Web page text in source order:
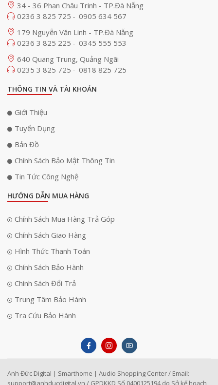
34 - 36 Phan Châu Trinh - TP.Đà Nẵng
0236 3 825 725 - 0905 634 567
179 Nguyễn Văn Linh - TP.Đà Nẵng
0236 3 825 225 - 0345 555 553
640 Quang Trung, Quảng Ngãi
0235 3 825 725 - 0818 825 725
THÔNG TIN VÀ TÀI KHOẢN
Giới Thiệu
Tuyển Dụng
Bản Đồ
Chính Sách Bảo Mật Thông Tin
Tin Tức Công Nghệ
HƯỚNG DẪN MUA HÀNG
Chính Sách Mua Hàng Trả Góp
Chính Sách Giao Hàng
Hình Thức Thanh Toán
Chính Sách Bảo Hành
Chính Sách Đổi Trả
Trung Tâm Bảo Hành
Tra Cứu Bảo Hành
Anh Đức Digital | Smarthome | Audio Shopping Center / Email: